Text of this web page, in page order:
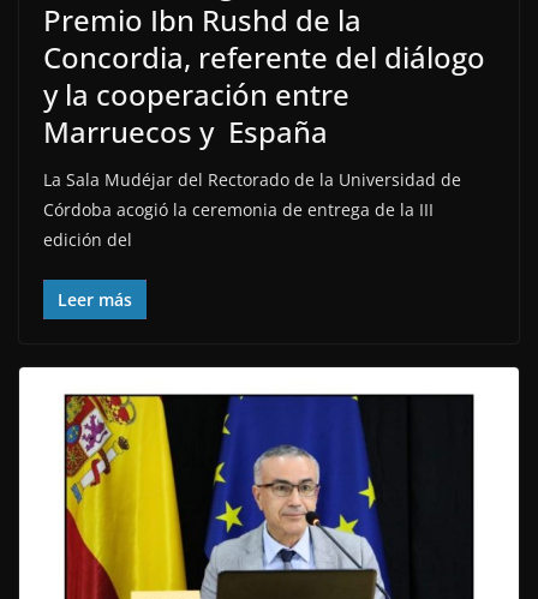
Premio Ibn Rushd de la
Concordia, referente del diálogo
y la cooperación entre
Marruecos y España
La Sala Mudéjar del Rectorado de la Universidad de
Córdoba acogió la ceremonia de entrega de la III
edición del
Leer más